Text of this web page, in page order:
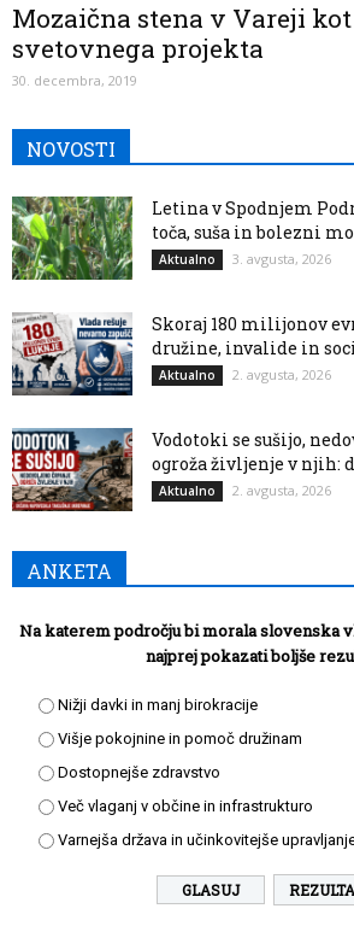
Mozaična stena v Vareji
svetovnega projekta
30. decembra, 2019
NOVOSTI
Letina v Spodnjem
toča, suša in bolezni
Aktualno 3. avgusta, 2026
Skoraj 180 milijonov
družine, invalide in
Aktualno 2. avgusta, 2026
Vodotoki se sušijo,
ogroža življenje v njih:
Aktualno 2. avgusta, 2026
ANKETA
Na katerem področju bi morala slovenska
najprej pokazati boljše
Nižji davki in manj birokracije
Višje pokojnine in pomoč družinam
Dostopnejše zdravstvo
Več vlaganj v občine in infrastrukturo
Varnejša država in učinkovitejše